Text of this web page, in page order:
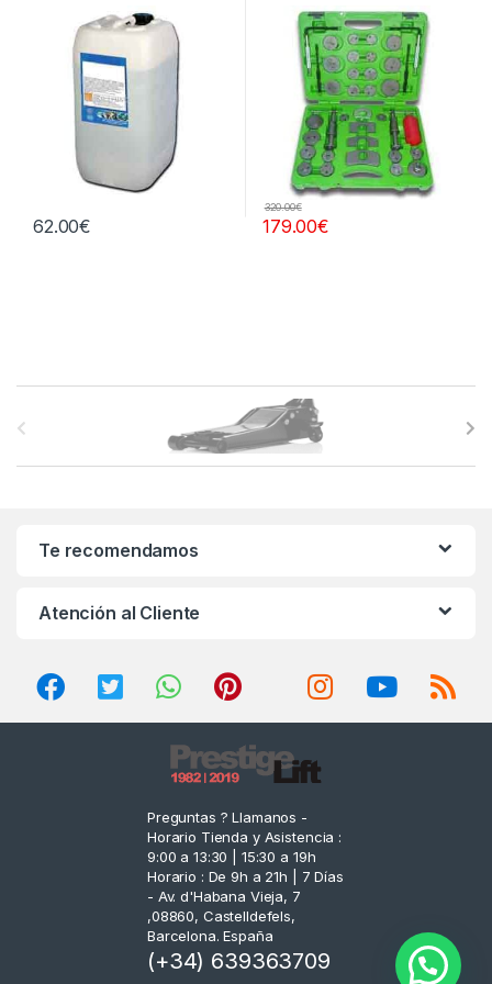
62.00€ 179.00€
320.00€
a
Te recomendamos
Atención al Cliente
Preguntas ? Llamanos -
Horario Tienda y Asistencia :
9:00 a 13:30 | 15:30 a 19h
Horario : De 9h a 21h | 7 Días
- Av. d'Habana Vieja, 7
,08860, Castelldefels,
Barcelona. España
(+34) 639363709